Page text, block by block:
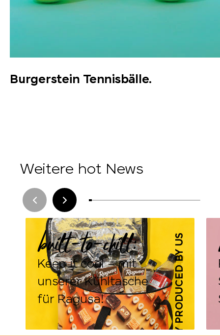
Burgerstein Tennisbälle.
Weitere hot News
built-to-chill:
Keep it cool – mit
unserer Kühltasche
für Ragusa!
PROUDLY PRODUCED BY US